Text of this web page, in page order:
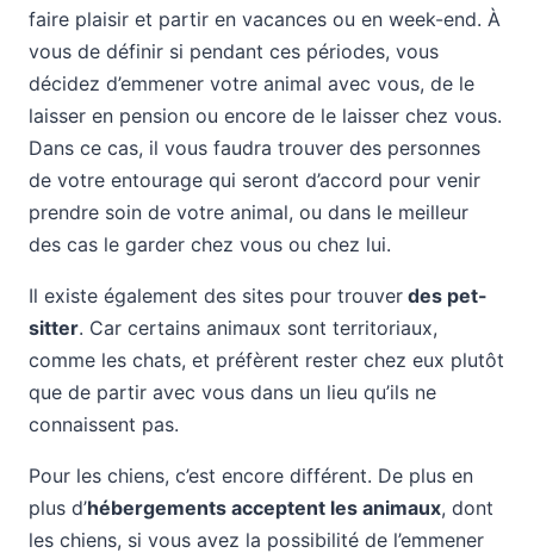
faire plaisir et partir en vacances ou en week-end. À
vous de définir si pendant ces périodes, vous
décidez d’emmener votre animal avec vous, de le
laisser en pension ou encore de le laisser chez vous.
Dans ce cas, il vous faudra trouver des personnes
de votre entourage qui seront d’accord pour venir
prendre soin de votre animal, ou dans le meilleur
des cas le garder chez vous ou chez lui.
Il existe également des sites pour trouver des pet-
sitter. Car certains animaux sont territoriaux,
comme les chats, et préfèrent rester chez eux plutôt
que de partir avec vous dans un lieu qu’ils ne
connaissent pas.
Pour les chiens, c’est encore différent. De plus en
plus d’hébergements acceptent les animaux, dont
les chiens, si vous avez la possibilité de l’emmener